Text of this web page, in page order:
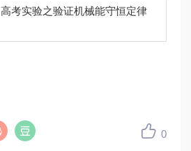
高考实验之验证机械能守恒定律
0